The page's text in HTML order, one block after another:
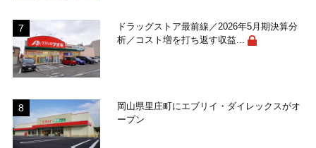
ドラッグストア最前線／2026年5月期決算分
析／コスト増を打ち返す収益...
岡山県里庄町にエブリイ・ダイレックスがオ
ープン